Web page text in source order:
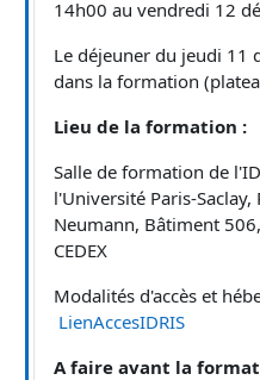
14h00 au vendredi 12
Le déjeuner du jeudi 11
dans la formation
Lieu de la formation :
Salle de formation de
l'Université Paris-Saclay,
Neumann, Bâtiment 506,
CEDEX
Modalités d'accès et
LienAccesIDRIS
A faire avant la